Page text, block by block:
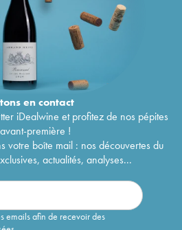
encontact
iDealwine et profitez de nos pépites
première !
votre boîte mail : nos découvertes du
actualités, analyses...
emails afin de recevoir des